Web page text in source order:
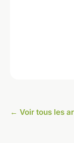
← Voir tous les